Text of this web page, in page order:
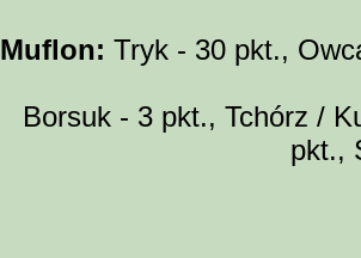
Muflon: Tryk - 30 pkt.,
Borsuk - 3 pkt., Tchórz /
pkt.,